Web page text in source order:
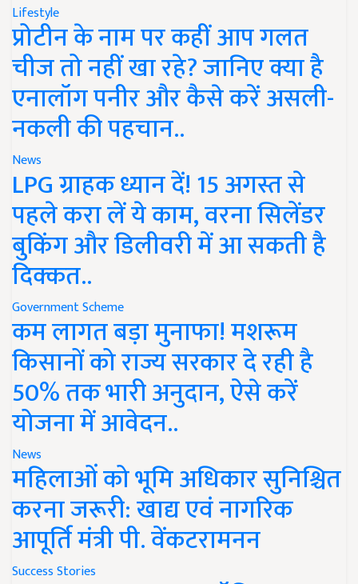
Lifestyle
प्रोटीन के नाम पर कहीं आप गलत
चीज तो नहीं खा रहे? जानिए क्या है
एनालॉग पनीर और कैसे करें असली-
नकली की पहचान..
News
LPG ग्राहक ध्यान दें! 15 अगस्त से
पहले करा लें ये काम, वरना सिलेंडर
बुकिंग और डिलीवरी में आ सकती है
दिक्कत..
Government Scheme
कम लागत बड़ा मुनाफा! मशरूम
किसानों को राज्य सरकार दे रही है
50% तक भारी अनुदान, ऐसे करें
योजना में आवेदन..
News
महिलाओं को भूमि अधिकार सुनिश्चित
करना जरूरी: खाद्य एवं नागरिक
आपूर्ति मंत्री पी. वेंकटरामनन
Success Stories